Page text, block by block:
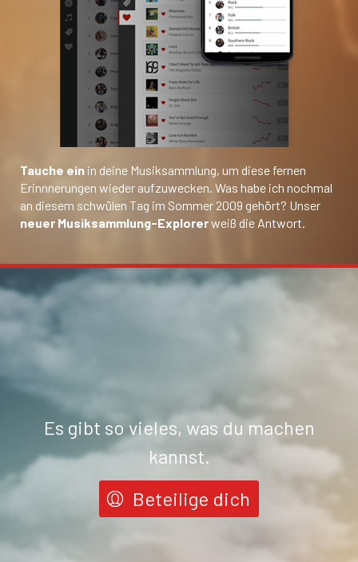
Tauche ein in deine Musiksammlung, um diese fernen
Erinnnerungen wieder aufzuwecken. Was habe ich nochmal
an diesem schwülen Tag im Sommer 2009 gehört? Unser
neuer Musiksammlung-Explorerweiß die Antwort.
Es gibt so vieles, was du machen
kannst.
Beteilige dich